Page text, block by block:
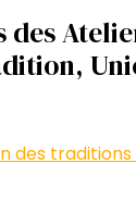
des
des